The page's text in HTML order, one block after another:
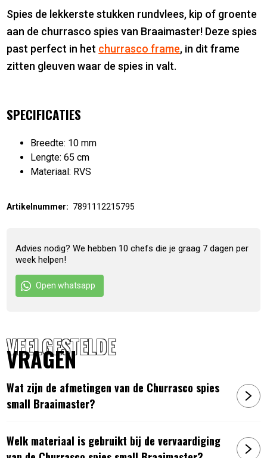
Spies de lekkerste stukken rundvlees, kip of groente
aan de churrasco spies van Braaimaster! Deze spies
past perfect in het churrasco frame, in dit frame
zitten gleuven waar de spies in valt.
SPECIFICATIES
Breedte: 10 mm
Lengte: 65 cm
Materiaal: RVS
Artikelnummer: 7891112215795
Advies nodig? We hebben 10 chefs die je graag 7 dagen per
week helpen!
Open whatsapp
VEELGESTELDE
VRAGEN
Wat zijn de afmetingen van de Churrasco spies
small Braaimaster?
Welk materiaal is gebruikt bij de vervaardiging